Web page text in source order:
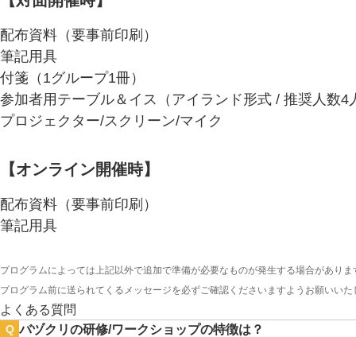
配布資料（要事前印刷）
筆記用具
付箋（1グループ1冊）
参加者用テーブル＆イス（アイランド形式 / 推奨人数4
プロジェクター/スクリーン/マイク
【オンライン開催時】
配布資料（要事前印刷）
筆記用具
プログラムによっては上記以外で追加で準備が必要なものが発生する場合がありま
プログラム前に送られてくるメッセージを必ずご確認くださいますようお願いいた
よくある質問
Q バヅクリの研修/ワークショップの特徴は？